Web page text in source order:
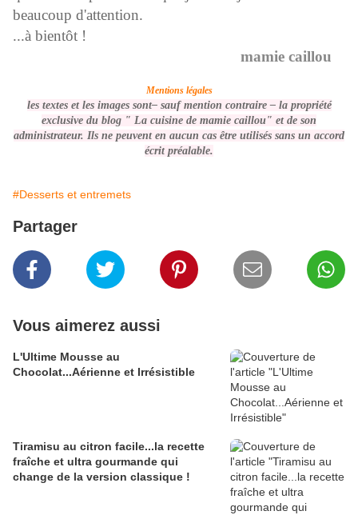
beaucoup d'attention.
...à bientôt !
mamie caillou
Mentions légales
les textes et les images sont– sauf mention contraire –la propriété
exclusive du blog " La cuisine de mamie caillou" et de son
administrateur. Ils ne peuvent en aucun cas être utilisés sans un accord
écrit préalable.
#Desserts et entremets
Partager
Vous aimerez aussi
L'Ultime Mousse au
Chocolat...Aérienne et Irrésistible
Tiramisu au citron facile...la recette
fraîche et ultra gourmande qui
change de la version classique !